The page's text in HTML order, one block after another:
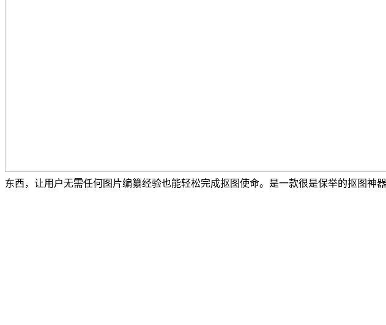
东西，让用户无需任何图片编纂经验也能轻松完成抠图使命。是一款很是保举的抠图